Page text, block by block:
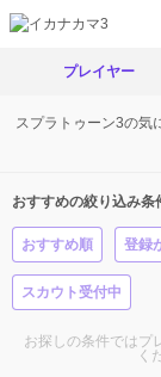
プレイヤー
スプラトゥーン3の気
おすすめの絞り込み条
おすすめ順 登録
スカウト受付中
お探しの条件ではプ
く